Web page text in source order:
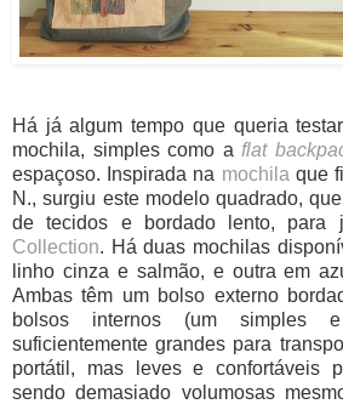
Há já algum tempo que queria
mochila, simples como a flat
espaçoso. Inspirada na mochila que
N., surgiu este modelo quadrado,
de tecidos e bordado lento, para
Collection. Há duas mochilas
linho cinza e salmão, e outra em
Ambas têm um bolso externo
bolsos internos (um simples
suficientemente grandes para
portátil, mas leves e confortáveis
sendo demasiado volumosas